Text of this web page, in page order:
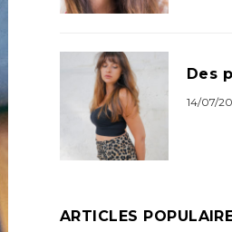
Des
14/07/
ARTICLES